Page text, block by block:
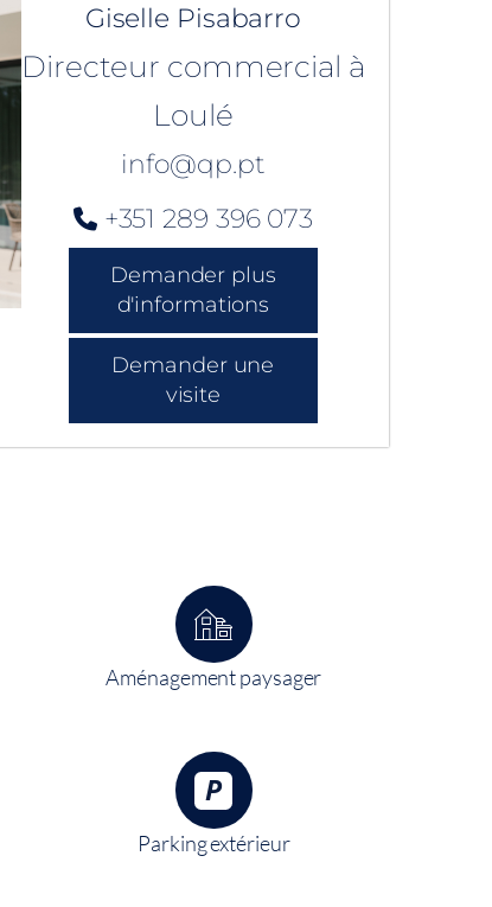
Giselle Pisabarro
Directeur commercial à
Loulé
info@qp.pt
+351 289 396 073
Demander plus
d'informations
Demander une
visite
Aménagement paysager
Parking extérieur